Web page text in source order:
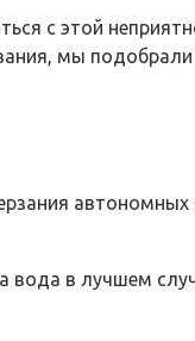
с этой
мы
вода в лучшем